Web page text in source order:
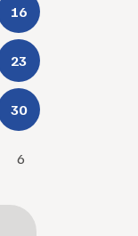
16
23
30
6